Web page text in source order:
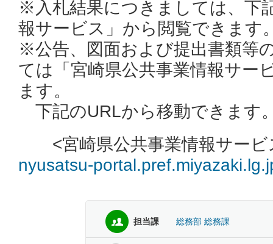
※入札結果につきましては、下
報サービス」から閲覧できます
※公告、図面および提出書類等
ては「宮崎県公共事業情報サー
ます。
下記のURLから移動できます
<宮崎県公共事業情報サー
nyusatsu-
担当課 総務部 総務課